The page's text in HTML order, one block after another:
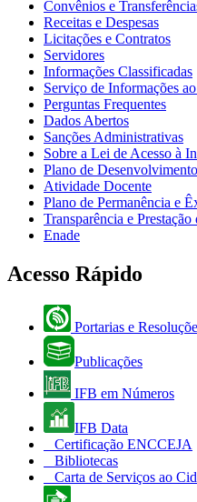
Convênios e
Receitas e Despesas
Licitações e Contratos
Servidores
Informações Classificadas
Serviço de Informações
Perguntas Frequentes
Dados Abertos
Sanções Administrativas
Sobre a Lei de Acesso à
Plano de
Atividade Docente
Plano de Permanência e
Transparência e Prestação
Enade
Acesso Rápido
Portarias e
Publicações
IFB em Números
IFB Data
Certificação ENCCEJA
Bibliotecas
Carta de Serviços ao